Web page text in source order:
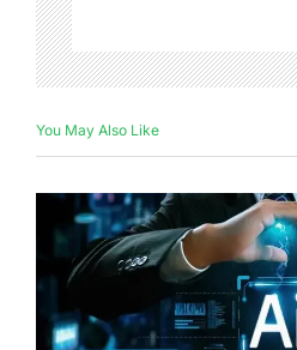
You May Also Like